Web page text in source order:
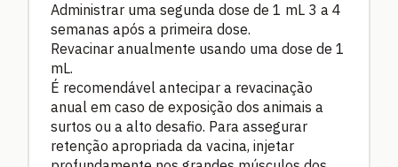
Administrar uma segunda dose de 1 mL 3 a 4
semanas após a primeira dose.
Revacinar anualmente usando uma dose de 1
mL.
É recomendável antecipar a revacinação
anual em caso de exposição dos animais a
surtos ou a alto desafio. Para assegurar
retenção apropriada da vacina, injetar